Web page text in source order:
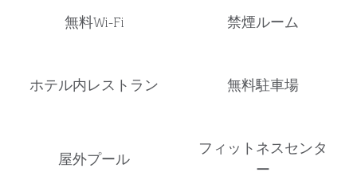
無料Wi-Fi 禁煙ルーム
ホテル内レストラン 無料駐車場
屋外プール
フィットネスセンタ
ー